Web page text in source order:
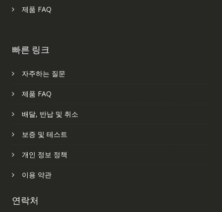
제품 FAQ
빠른 링크
자주하는 질문
제품 FAQ
배달, 반납 및 취소
보증 및 테스트
개인 정보 정책
이용 약관
연락처